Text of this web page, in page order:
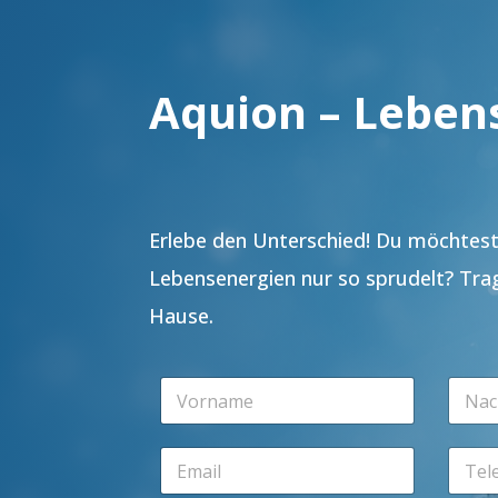
Aquion –
Erlebe den Unterschied! Du
Lebensenergien nur so sprudelt?
Hause.
V
r
n
m
N
c
h
a
E
T